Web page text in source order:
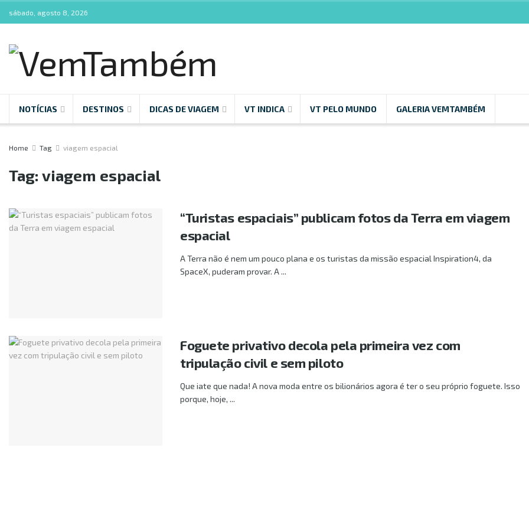
sábado, agosto 8, 2026
NOTÍCIAS DESTINOS DICAS DE VIAGEM VT INDICA VT PELO MUNDO GALERIA VEMTAMBÉM
Home Tag viagem espacial
Tag: viagem espacial
“Turistas espaciais” publicam fotos da Terra em viagem
espacial
A Terra não é nem um pouco plana e os turistas da missão espacial Inspiration4, da
SpaceX, puderam provar. A ...
Foguete privativo decola pela primeira vez com
tripulação civil e sem piloto
Que iate que nada! A nova moda entre os bilionários agora é ter o seu próprio foguete. Isso
porque, hoje, ...